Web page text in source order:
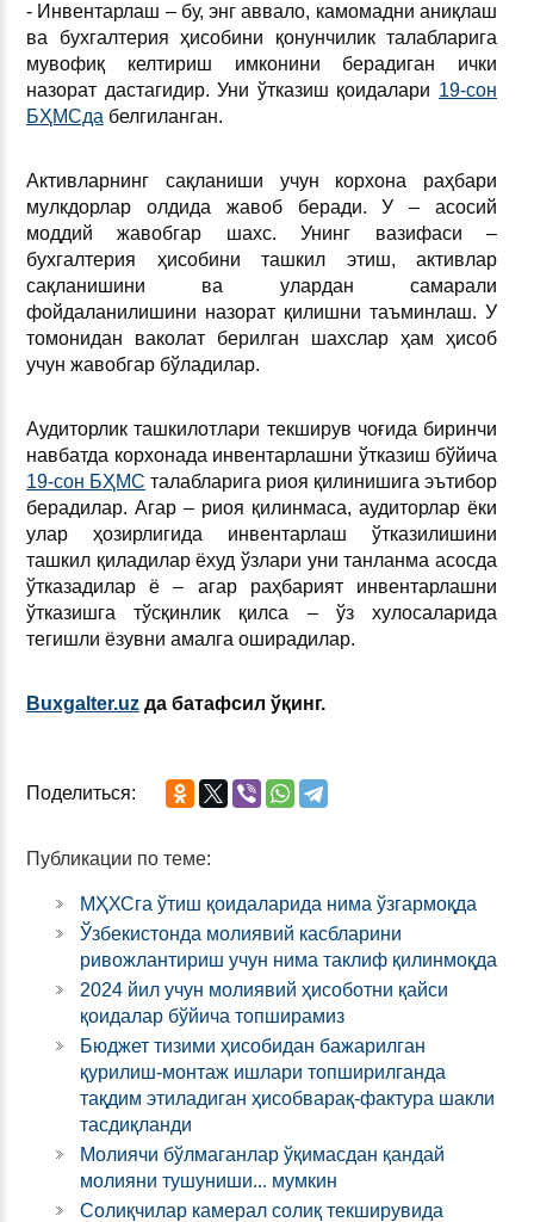
- Инвентарлаш – бу, энг аввало, камомадни аниқлаш
ва бухгалтерия ҳисобини қонунчилик талабларига
мувофиқ келтириш имконини берадиган ички
назорат дастагидир. Уни ўтказиш қоидалари 19-сон
БҲМСда белгиланган.
Активларнинг сақланиши учун корхона раҳбари
мулкдорлар олдида жавоб беради. У – асосий
моддий жавобгар шахс. Унинг вазифаси –
бухгалтерия ҳисобини ташкил этиш, активлар
сақланишини ва улардан самарали
фойдаланилишини назорат қилишни таъминлаш. У
томонидан ваколат берилган шахслар ҳам ҳисоб
учун жавобгар бўладилар.
Аудиторлик ташкилотлари текширув чоғида биринчи
навбатда корхонада инвентарлашни ўтказиш бўйича
19-сон БҲМС талабларига риоя қилинишига эътибор
берадилар. Агар – риоя қилинмаса, аудиторлар ёки
улар ҳозирлигида инвентарлаш ўтказилишини
ташкил қиладилар ёхуд ўзлари уни танланма асосда
ўтказадилар ё – агар раҳбарият инвентарлашни
ўтказишга тўсқинлик қилса – ўз хулосаларида
тегишли ёзувни амалга оширадилар.
Buxgalter.uz да батафсил ўқинг.
Поделиться:
Публикации по теме:
МҲХСга ўтиш қоидаларида нима ўзгармоқда
Ўзбекистонда молиявий касбларини
ривожлантириш учун нима таклиф қилинмоқда
2024 йил учун молиявий ҳисоботни қайси
қоидалар бўйича топширамиз
Бюджет тизими ҳисобидан бажарилган
қурилиш-монтаж ишлари топширилганда
тақдим этиладиган ҳисобварақ-фактура шакли
тасдиқланди
Молиячи бўлмаганлар ўқимасдан қандай
молияни тушуниши... мумкин
Солиқчилар камерал солиқ текширувида